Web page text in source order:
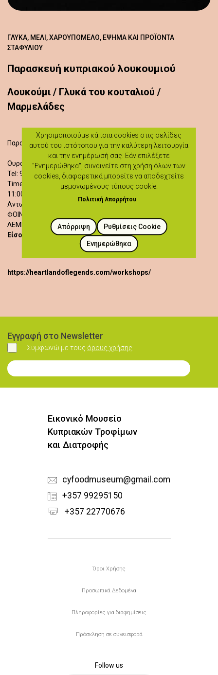
ΓΛΥΚΆ, ΜΈΛΙ, ΧΑΡΟΥΠΌΜΕΛΟ, ΈΨΗΜΑ ΚΑΙ ΠΡΟΪΌΝΤΑ
ΣΤΑΦΥΛΙΟΎ
Παρασκευή κυπριακού λουκουμιού
Λουκούμι / Γλυκά του κουταλιού /
Μαρμελάδες
Παρασκευή κυπριακού λουκουμιού
Ουρανία Πίσσουρου
Tel: 99379989
Time of Activities:
11:00 - 14:00
Αντωνίου & Ευγενίας Θεοδώτου 8
ΦΟΙΝΙ
ΛΕΜΕΣΟΣ
Είσοδος δωρεάν
https://heartlandoflegends.com/workshops/
Εγγραφή στο Newsletter
Συμφωνώ
Συμφωνώ με τους όρους χρήσης
Εγγραφή στο Newsletter
Εικονικό Μουσείο
Κυπριακών Τροφίμων
και Διατροφής
cyfoodmuseum@gmail.com
+357 99295150
+357 22770676
Υποσέλιδο
Όροι Χρήσης
Προσωπικά Δεδομένα
Πληροφορίες για διαφημίσεις
Πρόσκληση σε συνεισφορά
Follow us
Χρησιμοποιούμε κάποια cookies στις σελίδες
αυτού του ιστότοπου για την καλύτερη λειτουργία
και την ενημέρωσή σας. Εάν επιλέξετε
"Ενημερώθηκα", συναινείτε στη χρήση όλων των
cookies, διαφορετικά μπορείτε να αποδεχτείτε
μεμονωμένους τύπους cookie.
Πολιτική Απορρήτου
Ρυθμίσεις Cookie
Απόρριψη
Ενημερώθηκα